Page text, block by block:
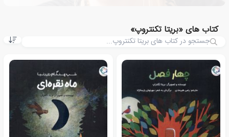
کتاب های «بریتا تکنتروپ»